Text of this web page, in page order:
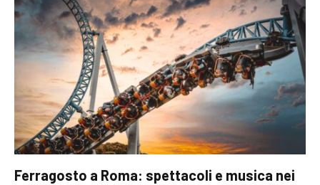
Ferragosto a Roma: spettacoli e musica nei